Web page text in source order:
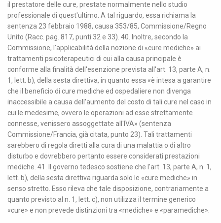
il prestatore delle cure, prestate normalmente nello studio
professionale di quest'ultimo. A tal riguardo, essa richiama la
sentenza 23 febbraio 1988, causa 353/85, Commissione/Regno
Unito (Racc. pag. 817, punti 32 e 33). 40. Inoltre, secondo la
Commissione, l'applicabilità della nozione di «cure mediche» ai
trattamenti psicoterapeutici di cui alla causa principale è
conforme alla finalità dell'esenzione prevista all'art. 13, parte A, n.
1, lett. b), della sesta direttiva, in quanto essa «è intesa a garantire
che il beneficio di cure mediche ed ospedaliere non divenga
inaccessibile a causa dell'aumento del costo di tali cure nel caso in
cui le medesime, ovvero le operazioni ad esse strettamente
connesse, venissero assoggettate all'IVA» (sentenza
Commissione/Francia, già citata, punto 23). Tali trattamenti
sarebbero di regola diretti alla cura di una malattia o di altro
disturbo e dovrebbero pertanto essere considerati prestazioni
mediche. 41. Il governo tedesco sostiene che l'art. 13, parte A, n. 1,
lett. b), della sesta direttiva riguarda solo le «cure mediche» in
senso stretto. Esso rileva che tale disposizione, contrariamente a
quanto previsto al n. 1, lett. c), non utilizza il termine generico
«cure» e non prevede distinzioni tra «mediche» e «paramediche».